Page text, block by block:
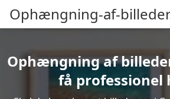
Ophængning-af-
Ophængning af
få